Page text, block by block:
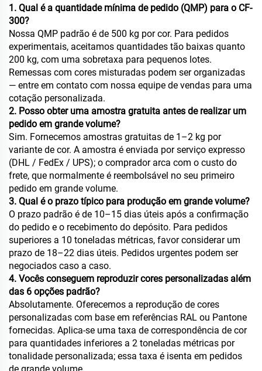
1. Qual é a quantidade mínima de pedido (QMP) para o CF-
300?
Nossa QMP padrão é de 500 kg por cor. Para pedidos
experimentais, aceitamos quantidades tão baixas quanto
200 kg, com uma sobretaxa para pequenos lotes.
Remessas com cores misturadas podem ser organizadas
— entre em contato com nossa equipe de vendas para uma
cotação personalizada.
2. Posso obter uma amostra gratuita antes de realizar um
pedido em grande volume?
Sim. Fornecemos amostras gratuitas de 1–2 kg por
variante de cor. A amostra é enviada por serviço expresso
(DHL / FedEx / UPS); o comprador arca com o custo do
frete, que normalmente é reembolsável no seu primeiro
pedido em grande volume.
3. Qual é o prazo típico para produção em grande volume?
O prazo padrão é de 10–15 dias úteis após a confirmação
do pedido e o recebimento do depósito. Para pedidos
superiores a 10 toneladas métricas, favor considerar um
prazo de 18–22 dias úteis. Pedidos urgentes podem ser
negociados caso a caso.
4. Vocês conseguem reproduzir cores personalizadas além
das 6 opções padrão?
Absolutamente. Oferecemos a reprodução de cores
personalizadas com base em referências RAL ou Pantone
fornecidas. Aplica-se uma taxa de correspondência de cor
para quantidades inferiores a 2 toneladas métricas por
tonalidade personalizada; essa taxa é isenta em pedidos
de grande volume.